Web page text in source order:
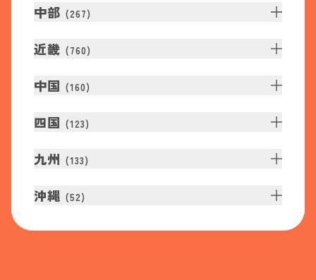
中部 (267)
近畿 (760)
中国 (160)
四国 (123)
九州 (133)
沖縄 (52)